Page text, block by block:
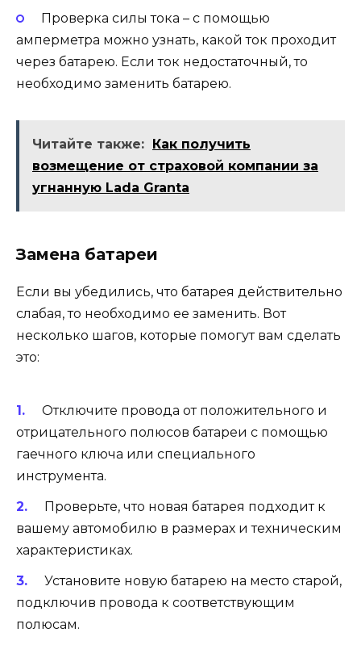
Проверка силы тока – с помощью
амперметра можно узнать, какой ток проходит
через батарею. Если ток недостаточный, то
необходимо заменить батарею.
Читайте также:
Как получить
возмещение от страховой компании за
угнанную Lada Granta
Замена батареи
Если вы убедились, что батарея действительно
слабая, то необходимо ее заменить. Вот
несколько шагов, которые помогут вам сделать
это:
Отключите провода от положительного и
отрицательного полюсов батареи с помощью
гаечного ключа или специального
инструмента.
Проверьте, что новая батарея подходит к
вашему автомобилю в размерах и техническим
характеристиках.
Установите новую батарею на место старой,
подключив провода к соответствующим
полюсам.